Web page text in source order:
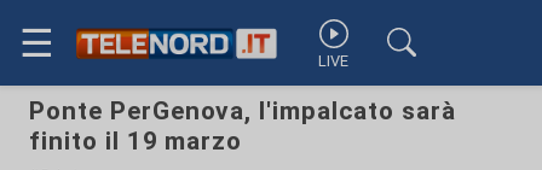
☰ LIVE
Ponte PerGenova, l'impalcato sarà
finito il 19 marzo